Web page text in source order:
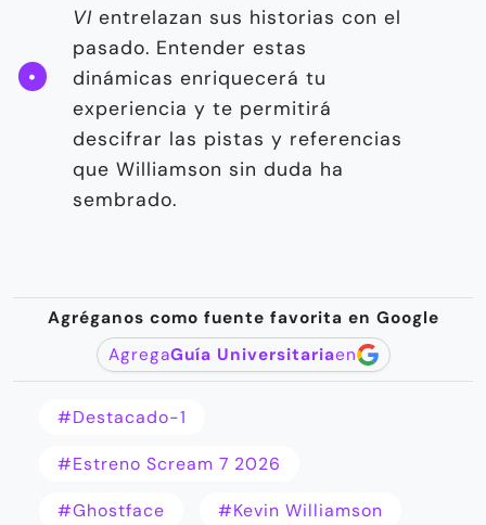
VI entrelazan sus historias con el
pasado. Entender estas
dinámicas enriquecerá tu
experiencia y te permitirá
descifrar las pistas y referencias
que Williamson sin duda ha
sembrado.
Agréganos como fuente favorita en Google
AgregaGuía Universitariaen
#destacado-1
#estreno Scream 7 2026
#Ghostface #Kevin Williamson